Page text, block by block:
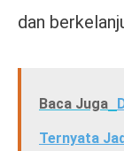
dan
Baca Juga
Ternyata